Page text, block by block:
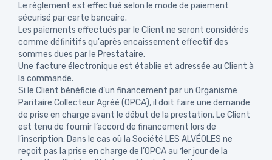
Le règlement est effectué selon le mode de paiement
sécurisé par carte bancaire.
Les paiements effectués par le Client ne seront considérés
comme définitifs qu'après encaissement effectif des
sommes dues par le Prestataire.
Une facture électronique est établie et adressée au Client à
la commande.
Si le Client bénéficie d’un financement par un Organisme
Paritaire Collecteur Agréé (OPCA), il doit faire une demande
de prise en charge avant le début de la prestation. Le Client
est tenu de fournir l’accord de financement lors de
l’inscription. Dans le cas où la Société LES ALVÉOLES ne
reçoit pas la prise en charge de l’OPCA au 1er jour de la